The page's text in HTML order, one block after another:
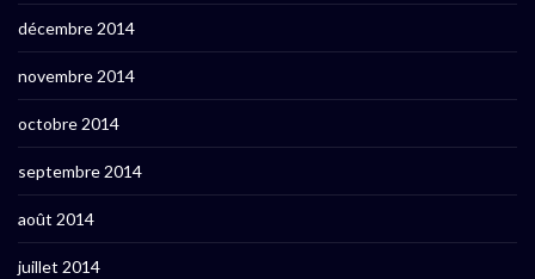
décembre 2014
novembre 2014
octobre 2014
septembre 2014
août 2014
juillet 2014